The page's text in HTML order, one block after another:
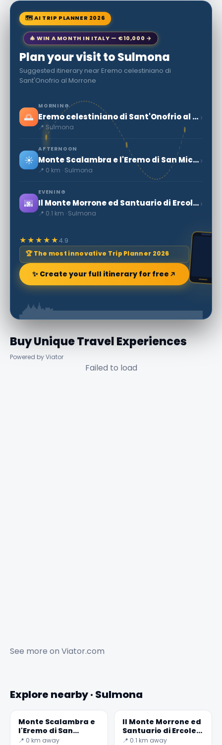
🗺 AI TRIP PLANNER 2026
🎄 WIN A MONTH IN ITALY — €10,000 →
Plan your visit to Sulmona
Suggested itinerary near Eremo celestiniano di
Sant'Onofrio al Morrone
🌅
MORNING
Eremo celestiniano di Sant'Onofrio al Morrone
📍 Sulmona
›
☀️
AFTERNOON
Monte Scalambra e l'Eremo di San Michele
📍 0 km · Sulmona
›
🌆
EVENING
Il Monte Morrone ed Santuario di Ercole Curino
📍 0.1 km · Sulmona
›
★★★★★4.9
🏆 The most innovative Trip Planner 2026
✨ Create your full itinerary for free
Buy Unique Travel Experiences
Powered by Viator
Failed to load
See more on Viator.com
Explore nearby · Sulmona
Monte Scalambra e
l'Eremo di San
Michele
📍 0 km away
Il Monte Morrone ed
Santuario di Ercole
Curino
📍 0.1 km away